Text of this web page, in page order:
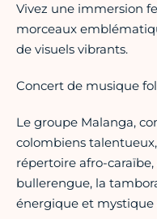
Vivez une immersion
morceaux
de visuels vibrants.
Concert de musique
Le groupe Malanga,
colombiens
répertoire afro-
bullerengue, la
énergique et mystique